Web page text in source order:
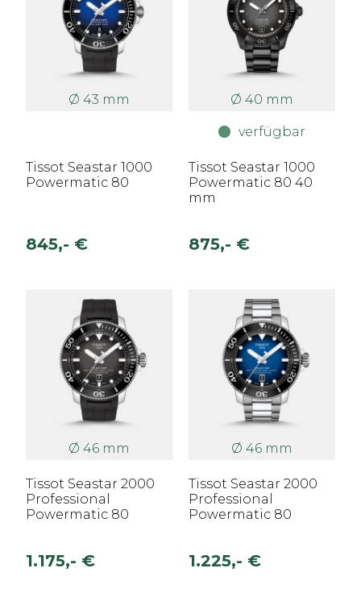
Ø 43 mm
Tissot Seastar 1000
Powermatic 80
845,- €
Ø 40 mm
verfügbar
Tissot Seastar 1000
Powermatic 80 40
mm
875,- €
Ø 46 mm
Tissot Seastar 2000
Professional
Powermatic 80
1.175,- €
Ø 46 mm
Tissot Seastar 2000
Professional
Powermatic 80
1.225,- €